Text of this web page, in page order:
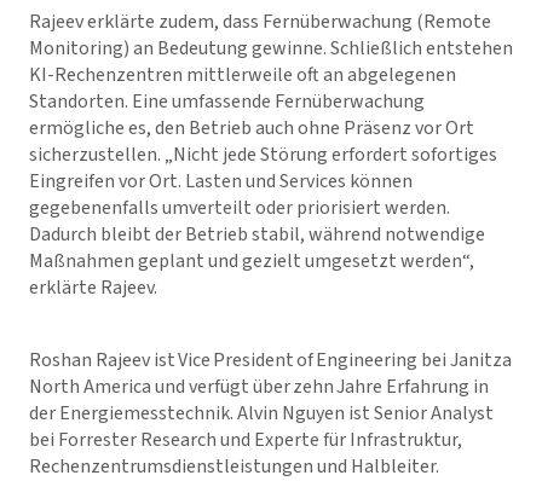
Rajeev erklärte zudem, dass Fernüberwachung (Remote
Monitoring) an Bedeutung gewinne. Schließlich entstehen
KI-Rechenzentren mittlerweile oft an abgelegenen
Standorten. Eine umfassende Fernüberwachung
ermögliche es, den Betrieb auch ohne Präsenz vor Ort
sicherzustellen. „Nicht jede Störung erfordert sofortiges
Eingreifen vor Ort. Lasten und Services können
gegebenenfalls umverteilt oder priorisiert werden.
Dadurch bleibt der Betrieb stabil, während notwendige
Maßnahmen geplant und gezielt umgesetzt werden“,
erklärte Rajeev.
Roshan Rajeev ist Vice President of Engineering bei Janitza
North America und verfügt über zehn Jahre Erfahrung in
der Energiemesstechnik. Alvin Nguyen ist Senior Analyst
bei Forrester Research und Experte für Infrastruktur,
Rechenzentrumsdienstleistungen und Halbleiter.